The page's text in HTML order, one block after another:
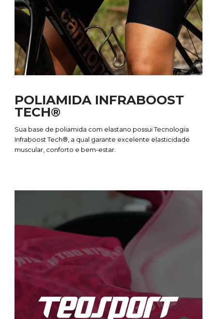
POLIAMIDA INFRABOOST
TECH®
Sua base de poliamida com elastano possui Tecnologia
Infraboost Tech®, a qual garante excelente elasticidade
muscular, conforto e bem-estar.